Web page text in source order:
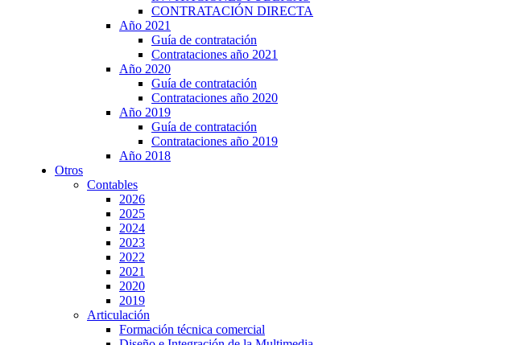
CONTRATACIÓN DIRECTA
Año 2021
Guía de contratación
Contrataciones año 2021
Año 2020
Guía de contratación
Contrataciones año 2020
Año 2019
Guía de contratación
Contrataciones año 2019
Año 2018
Otros
Contables
2026
2025
2024
2023
2022
2021
2020
2019
Articulación
Formación técnica comercial